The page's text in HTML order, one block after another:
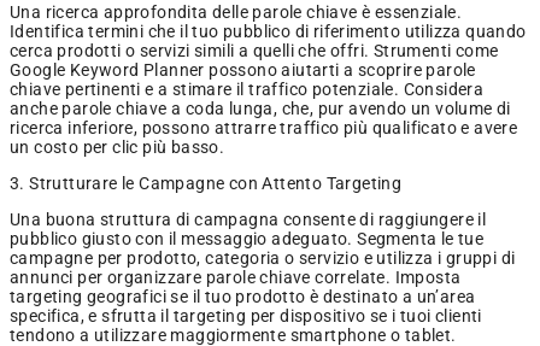
Una ricerca approfondita delle parole chiave è essenziale.
Identifica termini che il tuo pubblico di riferimento utilizza quando
cerca prodotti o servizi simili a quelli che offri. Strumenti come
Google Keyword Planner possono aiutarti a scoprire parole
chiave pertinenti e a stimare il traffico potenziale. Considera
anche parole chiave a coda lunga, che, pur avendo un volume di
ricerca inferiore, possono attrarre traffico più qualificato e avere
un costo per clic più basso.
3. Strutturare le Campagne con Attento Targeting
Una buona struttura di campagna consente di raggiungere il
pubblico giusto con il messaggio adeguato. Segmenta le tue
campagne per prodotto, categoria o servizio e utilizza i gruppi di
annunci per organizzare parole chiave correlate. Imposta
targeting geografici se il tuo prodotto è destinato a un’area
specifica, e sfrutta il targeting per dispositivo se i tuoi clienti
tendono a utilizzare maggiormente smartphone o tablet.